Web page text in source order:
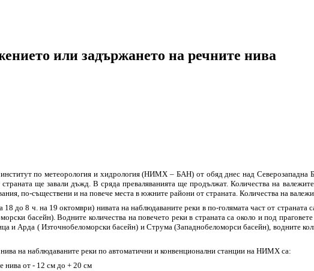
или задържането на речните нива
по метеорология и хидрология (НИМХ – БАН) от обяд днес над
страната ще завали дъжд. В сряда преваляванията ще продължат. Количества на
по-съществени и на повече места в южните райони от страната. Количества на
до 8 ч. на 19 октомври) нивата на наблюдаваните реки в по-голямата част от
басейн). Водните количества на повечето реки в страната са около и под
и Арда ( Източнобеломорски басейн) и Струма (Западнобеломорси басейн), водните
на наблюдаваните реки по автоматични и конвенционални станции на НИМХ са:
нива от - 12 см до + 20 см